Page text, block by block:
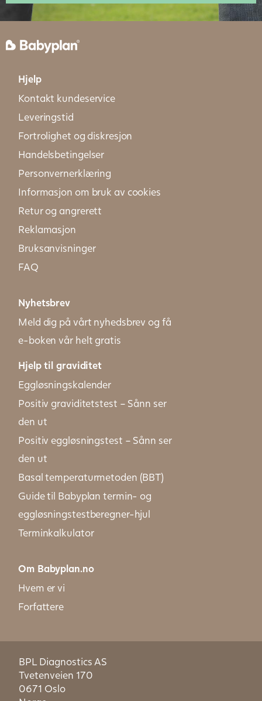
Hjelp
Kontakt kundeservice
Leveringstid
Fortrolighet og diskresjon
Handelsbetingelser
Personvernerklæring
Informasjon om bruk av cookies
Retur og angrerett
Reklamasjon
Bruksanvisninger
FAQ
Nyhetsbrev
Meld dig på vårt nyhedsbrev og få
e-boken vår helt gratis
Hjelp til graviditet
Eggløsningskalender
Positiv graviditetstest – Sånn ser
den ut
Positiv eggløsningstest – Sånn ser
den ut
Basal temperaturmetoden (BBT)
Guide til Babyplan termin- og
eggløsningstestberegner-hjul
Terminkalkulator
Om Babyplan.no
Hvem er vi
Forfattere
BPL Diagnostics AS
Tvetenveien 170
0671 Oslo